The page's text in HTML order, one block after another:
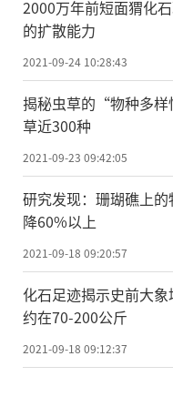
2000万年前短面猬化
的扩散能力
2021-09-24 10:28:43
揭秘虫草的“物种多
草近300种
2021-09-23 09:42:05
研究发现：珊瑚礁上
降60%以上
2021-09-18 09:20:57
化石足迹揭示史前大
约在70-200公斤
2021-09-18 09:12:37